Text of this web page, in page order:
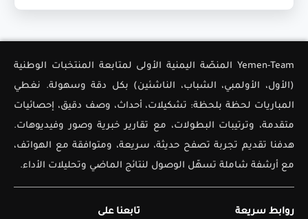
Yemen-Team المنصّة اليمنية الأولى لمتابعة المنتخبات الوطنية
(الأول، الأولمبي، الشباب، الناشئين) بكل دقة وسهولة. نغطي
المباريات لحظة بلحظة: تشكيلات، أحداث، وصف دقيق، إحصائيات
متقدمة، وترتيبات البطولات، مع تقارير خبرية وصور وفيديوهات.
هدفنا تقديم تجربة تصفح حديثة، سريعة، ومتوافقة مع الهواتف،
مع أرشفة شاملة تسهّل الوصول لنتائج الماضي وتحليلات الأداء.
روابط سريعة تابعنا على